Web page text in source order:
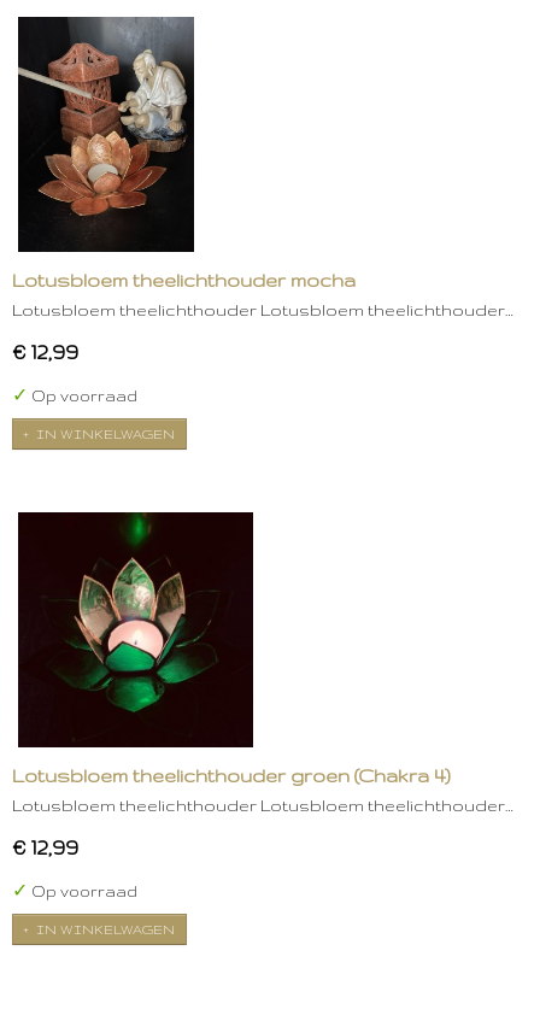
Lotusbloem theelichthouder mocha
Lotusbloem theelichthouder Lotusbloem theelichthouder…
€ 12,99
✓ Op voorraad
IN WINKELWAGEN
Lotusbloem theelichthouder groen (Chakra 4)
Lotusbloem theelichthouder Lotusbloem theelichthouder…
€ 12,99
✓ Op voorraad
IN WINKELWAGEN